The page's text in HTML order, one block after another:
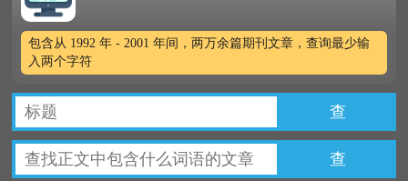
包含从 1992 年 - 2001 年间，两万余篇期刊文章，查询最少输
入两个字符
查
查